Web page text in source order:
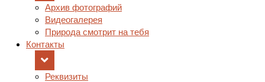
Архив фотографий
Видеогалерея
Природа смотрит на тебя
Контакты
Реквизиты